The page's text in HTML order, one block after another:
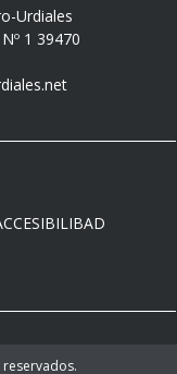
Urdiales
1 39470